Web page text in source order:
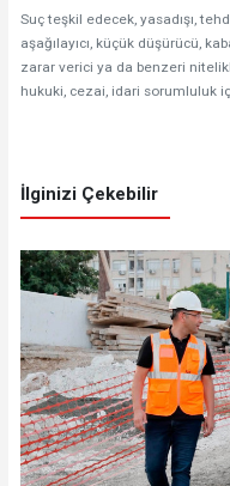
Suç teşkil edecek, yasadışı,
aşağılayıcı, küçük düşürücü,
zarar verici ya da benzeri
hukuki, cezai, idari sorumluluk
İlginizi Çekebilir